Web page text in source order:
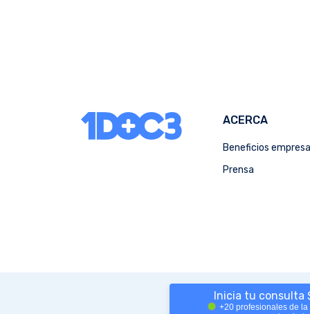
Inicia tu consulta
+20 profesionales de
ACERCA
Beneficios
Prensa